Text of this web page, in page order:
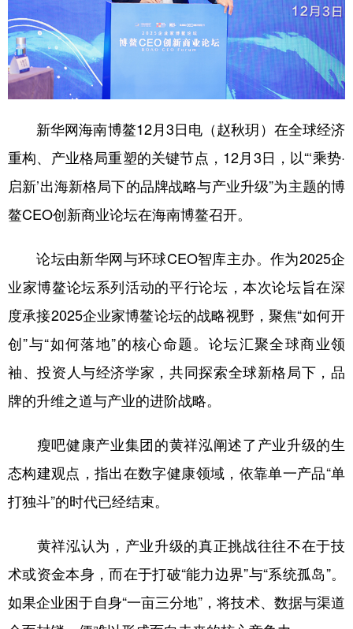
食品 人居 信息化 数字经济
学术中国 溯源中国
城市 会展
彩票 娱乐 时尚 悦读
公益 一带一路 亚太网 上市公司
文化产业
地方频道
北京 天津 河北 山西
辽宁 吉林 上海 江苏
浙江 安徽 福建 江西
四川 贵州 云南 西藏
多语种频道
English Español Français عربى
新华网海南博鳌12月3日电（赵秋玥）在全球经济
重构、产业格局重塑的关键节点，12月3日，以“‘乘势·
启新’出海新格局下的品牌战略与产业升级”为主题的博
鳌CEO创新商业论坛在海南博鳌召开。
论坛由新华网与环球CEO智库主办。作为2025企
业家博鳌论坛系列活动的平行论坛，本次论坛旨在深
度承接2025企业家博鳌论坛的战略视野，聚焦“如何开
创”与“如何落地”的核心命题。论坛汇聚全球商业领
袖、投资人与经济学家，共同探索全球新格局下，品
牌的升维之道与产业的进阶战略。
瘦吧健康产业集团的黄祥泓阐述了产业升级的生
态构建观点，指出在数字健康领域，依靠单一产品“单
打独斗”的时代已经结束。
黄祥泓认为，产业升级的真正挑战往往不在于技
术或资金本身，而在于打破“能力边界”与“系统孤岛”。
如果企业困于自身“一亩三分地”，将技术、数据与渠道